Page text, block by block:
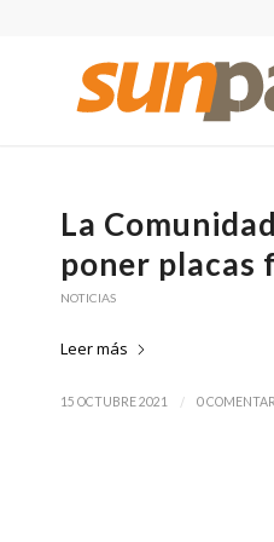
La
poner placas
NOTICIAS
Leer más
15 OCTUBRE 2021 / 0